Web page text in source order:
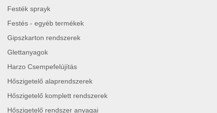
Festék sprayk
Festés - egyéb termékek
Gipszkarton rendszerek
Glettanyagok
Harzo Csempefelújítás
Hőszigetelő alaprendszerek
Hőszigetelő komplett rendszerek
Hőszigetelő rendszer anyagai